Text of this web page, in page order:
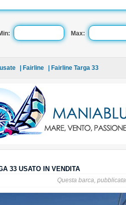
Max:
| Fairline | Fairline Targa 33
33 USATO IN VENDITA
Questa barca, pubblicata